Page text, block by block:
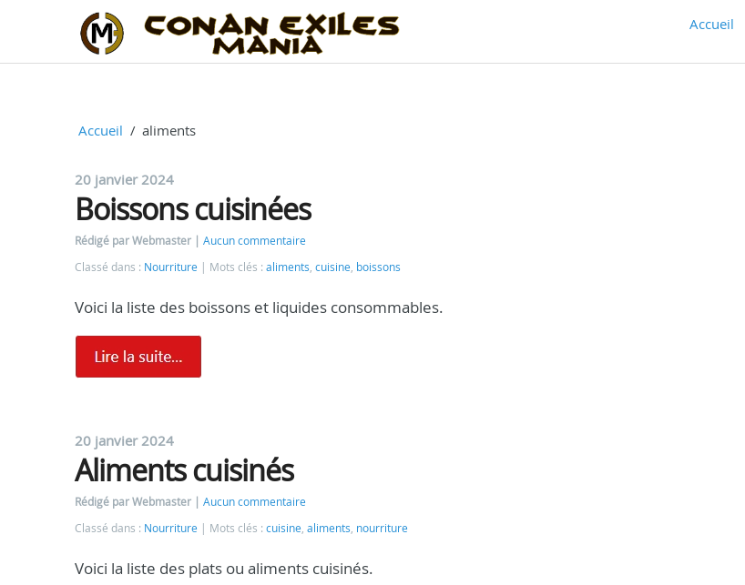
Accueil
Accueil aliments
20 janvier 2024
Boissons cuisinées
Rédigé par Webmaster
Aucun commentaire
Classé dans : Nourriture Mots clés : aliments, cuisine, boissons
Voici la liste des boissons et liquides consommables.
20 janvier 2024
Aliments cuisinés
Rédigé par Webmaster
Aucun commentaire
Classé dans : Nourriture Mots clés : cuisine, aliments, nourriture
Voici la liste des plats ou aliments cuisinés.